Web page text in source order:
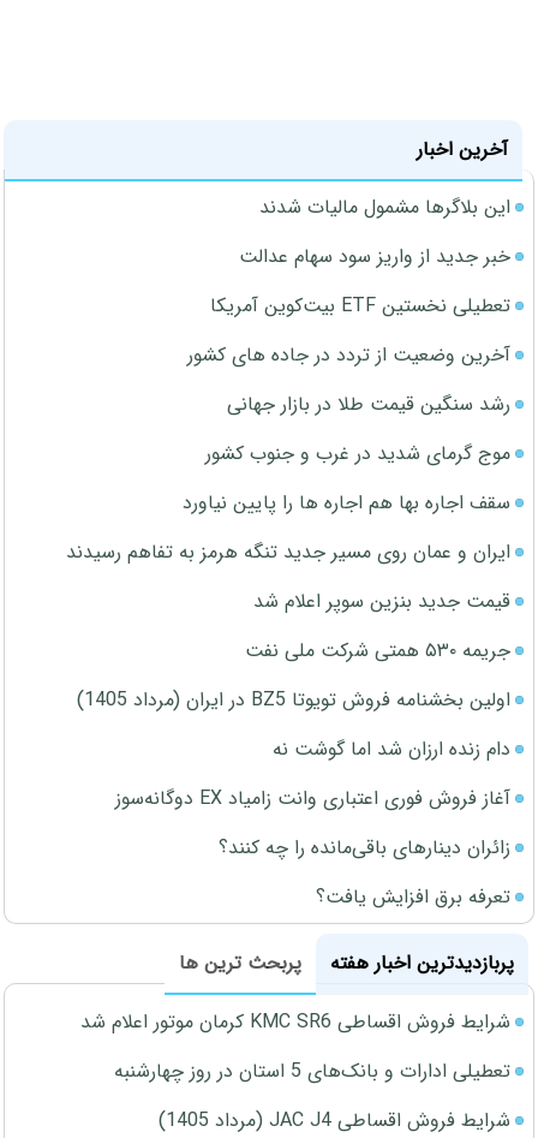
آخرین اخبار
این بلاگرها مشمول مالیات شدند
خبر جدید از واریز سود سهام عدالت
تعطیلی نخستین ETF بیت‌کوین آمریکا
آخرین وضعیت از تردد در جاده های کشور
رشد سنگین قیمت طلا در بازار جهانی
موج گرمای شدید در غرب و جنوب کشور
سقف اجاره بها هم اجاره ها را پایین نیاورد
ایران و عمان روی مسیر جدید تنگه هرمز به تفاهم رسیدند
قیمت جدید بنزین سوپر اعلام شد
جریمه ۵۳۰ همتی شرکت ملی نفت
اولین بخشنامه فروش تویوتا BZ5 در ایران (مرداد 1405)
دام زنده ارزان شد اما گوشت نه
آغاز فروش فوری اعتباری وانت زامیاد EX دوگانه‌سوز
زائران دینارهای باقی‌مانده را چه کنند؟
تعرفه برق افزایش یافت؟
پربازدیدترین اخبار هفته
پربحث ترین ها
شرایط فروش اقساطی KMC SR6 کرمان موتور اعلام شد
تعطیلی ادارات و بانک‌های 5 استان در روز چهارشنبه
شرایط فروش اقساطی JAC J4 (مرداد 1405)